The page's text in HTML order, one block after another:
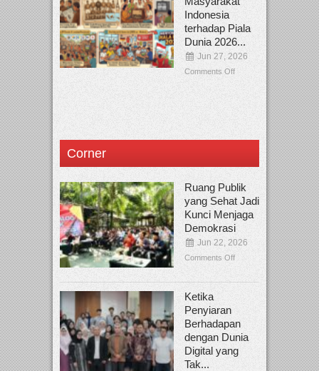
Indonesia
terhadap Piala
Dunia 2026...
Jun 27, 2026
Comments Off
Corner
Ruang Publik
yang Sehat Jadi
Kunci Menjaga
Demokrasi
Jun 22, 2026
Comments Off
Ketika
Penyiaran
Berhadapan
dengan Dunia
Digital yang
Tak...